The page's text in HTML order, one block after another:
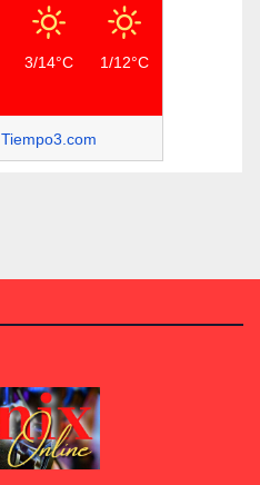
3/14°C 1/12°C
Tiempo3.com